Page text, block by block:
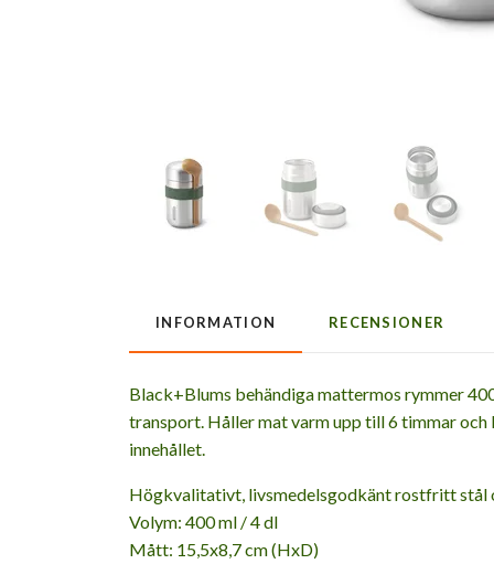
INFORMATION RECENSIONER
Black+Blums behändiga mattermos rymmer
transport. Håller mat varm upp till 6 timmar
innehållet.
Högkvalitativt, livsmedelsgodkänt rostfritt stål
Volym: 400 ml / 4 dl
Mått: 15,5x8,7 cm (HxD)